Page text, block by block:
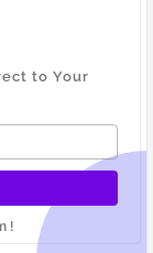
to Your
!